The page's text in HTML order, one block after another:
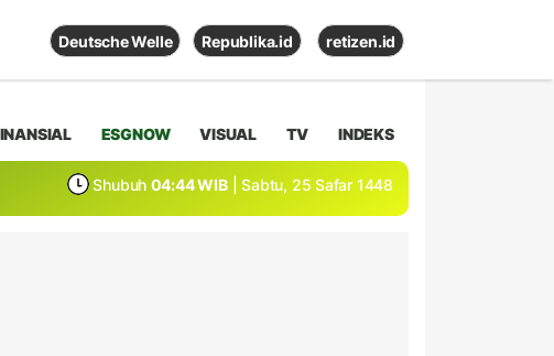
Deutsche Welle Republika.id retizen.id
ESGNOW VISUAL TV INDEKS
Shubuh 04:44 WIB | Sabtu, 25 Safar 1448